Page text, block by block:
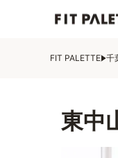
FIT PALETTE 千
東中